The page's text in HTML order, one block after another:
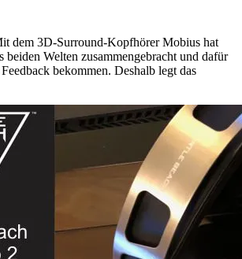
dem 3D-Surround-Kopfhörer Mobius hat
beiden Welten zusammengebracht und dafür
bekommen. Deshalb legt das